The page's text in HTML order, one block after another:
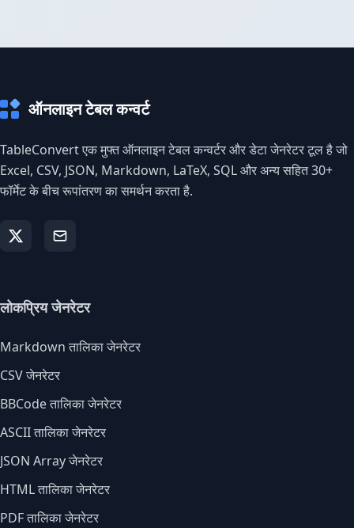
ऑनलाइन टेबल कन्वर्ट
TableConvert एक मुफ्त ऑनलाइन टेबल कन्वर्टर और डेटा जेनरेटर टूल है जो
Excel, CSV, JSON, Markdown, LaTeX, SQL और अन्य सहित 30+
फॉर्मेट के बीच रूपांतरण का समर्थन करता है.
लोकप्रिय जेनरेटर
Markdown तालिका जेनरेटर
CSV जेनरेटर
BBCode तालिका जेनरेटर
ASCII तालिका जेनरेटर
JSON Array जेनरेटर
HTML तालिका जेनरेटर
PDF तालिका जेनरेटर